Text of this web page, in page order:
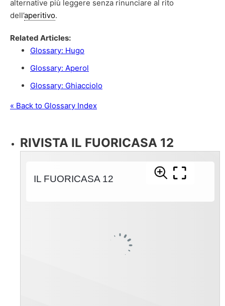
alternative più leggere senza rinunciare al rito
dell’aperitivo.
Related Articles:
Glossary: Hugo
Glossary: Aperol
Glossary: Ghiacciolo
« Back to Glossary Index
RIVISTA IL FUORICASA 12